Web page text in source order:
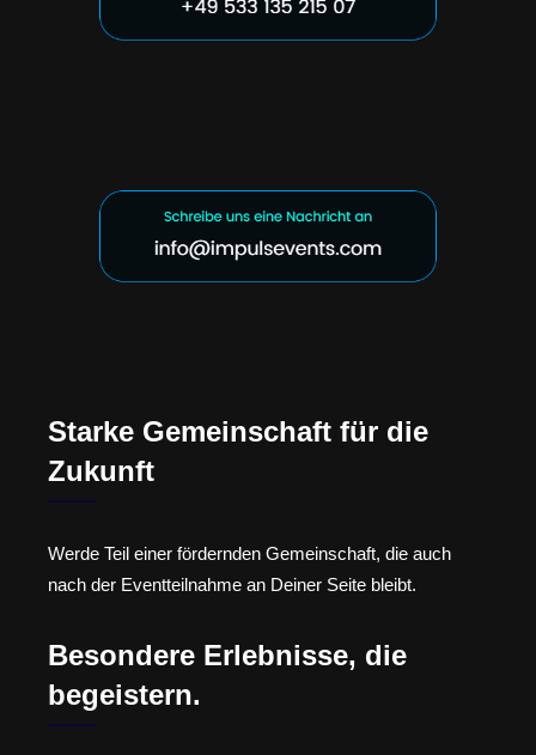
Starke Gemeinschaft für die
Zukunft
Werde Teil einer fördernden Gemeinschaft, die auch
nach der Eventteilnahme an Deiner Seite bleibt.
Besondere Erlebnisse, die
begeistern.